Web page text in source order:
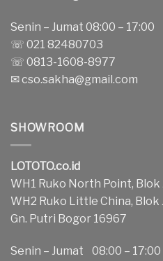
Senin – Jumat 08:00 – 17:00
☏ 021 82480703
☏ 0813-1608-8977
✉cso.sakha@gmail.com
SHOWROOM
LOTOTO.co.id
WH1 Ruko North Point, Blok
WH2 Ruko Little China, Blok
Gn. Putri Bogor 16967
Senin – Jumat 08:00 – 17:00